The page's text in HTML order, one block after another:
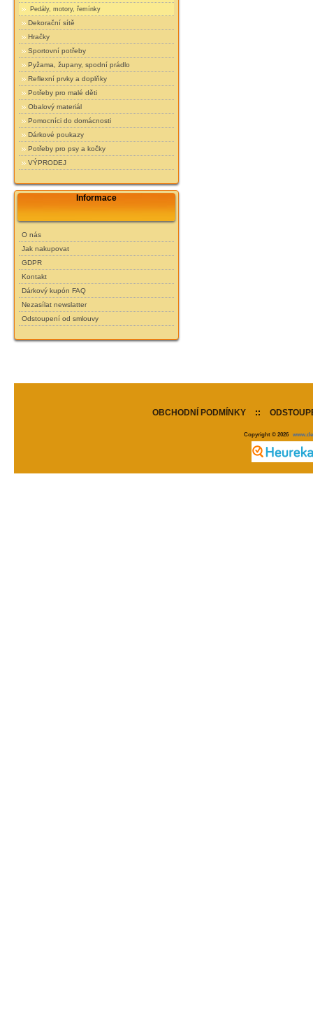
Pedály, motory, řemínky
Dekorační sítě
Hračky
Sportovní potřeby
Pyžama, župany, spodní prádlo
Reflexní prvky a doplňky
Potřeby pro malé děti
Obalový materiál
Pomocníci do domácnosti
Dárkové poukazy
Potřeby pro psy a kočky
VÝPRODEJ
Informace
O nás
Jak nakupovat
GDPR
Kontakt
Dárkový kupón FAQ
Nezasílat newslatter
Odstoupení od smlouvy
OBCHODNÍ PODMÍNKY ::
Copyright © 2026